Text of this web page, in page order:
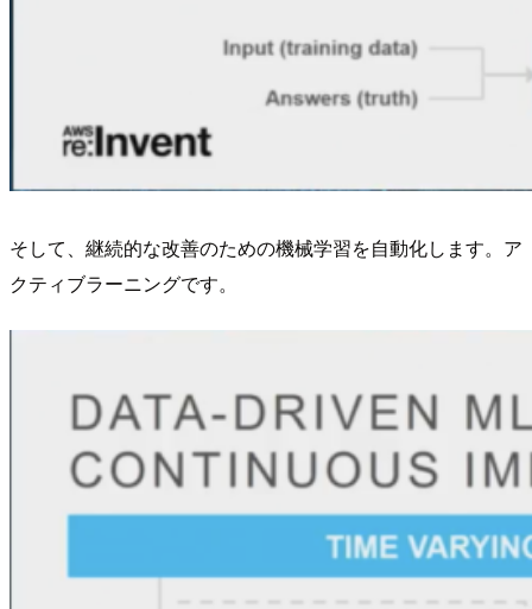
そして、継続的な改善のための機械学習を自動化します。ア
クティブラーニングです。